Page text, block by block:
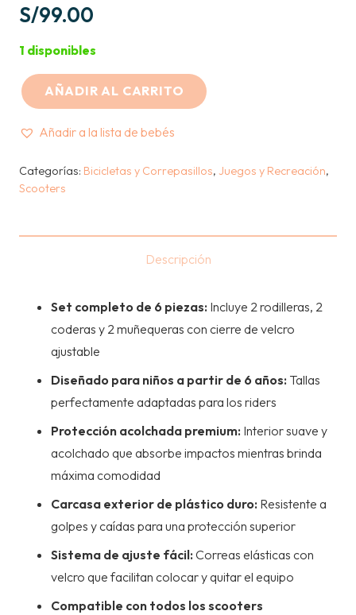
S/99.00
1 disponibles
GLOBBER
DE
PROTECCION
A
MENTA
cantidad
AÑADIR AL CARRITO
Añadir a la lista de bebés
Categorías: Bicicletas y Correpasillos, Juegos y Recreación,
Scooters
Descripción
Set completo de 6 piezas: Incluye 2 rodilleras, 2
coderas y 2 muñequeras con cierre de velcro
ajustable
Diseñado para niños a partir de 6 años: Tallas
perfectamente adaptadas para los riders
Protección acolchada premium: Interior suave y
acolchado que absorbe impactos mientras brinda
máxima comodidad
Carcasa exterior de plástico duro: Resistente a
golpes y caídas para una protección superior
Sistema de ajuste fácil: Correas elásticas con
velcro que facilitan colocar y quitar el equipo
Compatible con todos los scooters